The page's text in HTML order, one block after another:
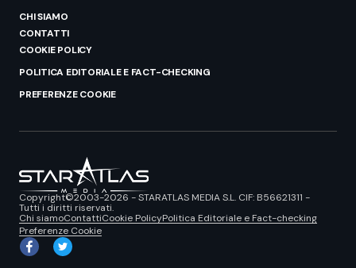
CHI SIAMO
CONTATTI
COOKIE POLICY
POLITICA EDITORIALE E FACT-CHECKING
PREFERENZE COOKIE
Copyright©2003-2026 - STARATLAS MEDIA S.L. CIF: B56621311 -
Tutti i diritti riservati.
Chi siamoContattiCookie PolicyPolitica Editoriale e Fact-checking
Preferenze Cookie